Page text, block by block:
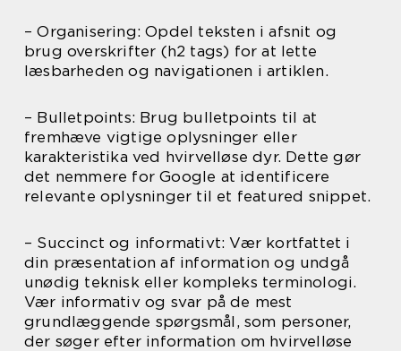
– Organisering: Opdel teksten i afsnit og
brug overskrifter (h2 tags) for at lette
læsbarheden og navigationen i artiklen.
– Bulletpoints: Brug bulletpoints til at
fremhæve vigtige oplysninger eller
karakteristika ved hvirvelløse dyr. Dette gør
det nemmere for Google at identificere
relevante oplysninger til et featured snippet.
– Succinct og informativt: Vær kortfattet i
din præsentation af information og undgå
unødig teknisk eller kompleks terminologi.
Vær informativ og svar på de mest
grundlæggende spørgsmål, som personer,
der søger efter information om hvirvelløse